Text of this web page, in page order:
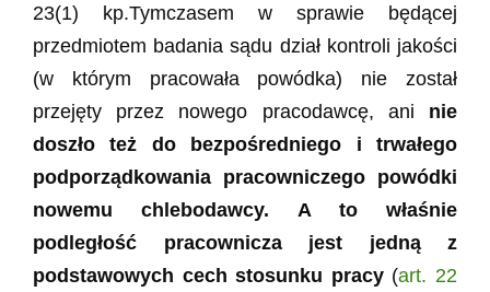
23(1) kp.Tymczasem w sprawie będącej
przedmiotem badania sądu dział kontroli jakości
(w którym pracowała powódka) nie został
przejęty przez nowego pracodawcę, ani nie
doszło też do bezpośredniego i trwałego
podporządkowania pracowniczego powódki
nowemu chlebodawcy. A to właśnie
podległość pracownicza jest jedną z
podstawowych cech stosunku pracy(art. 22